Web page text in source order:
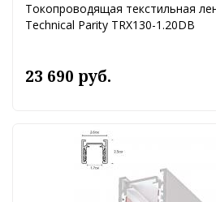
Токопроводящая текстильная
Technical Parity TRX130-1.20DB
23 690 руб.